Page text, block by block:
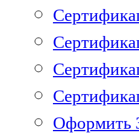
Оформить